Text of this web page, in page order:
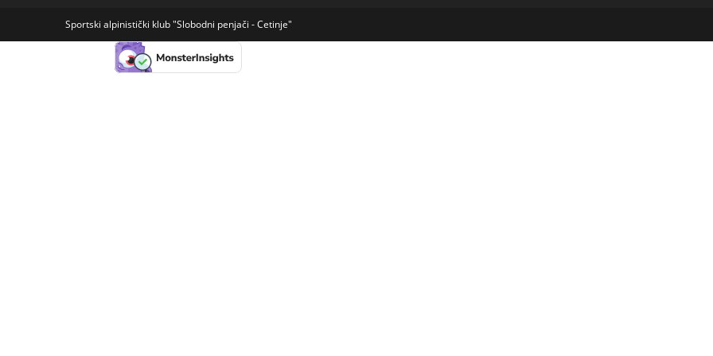
Sportski alpinistički klub "Slobodni penjači - Cetinje"